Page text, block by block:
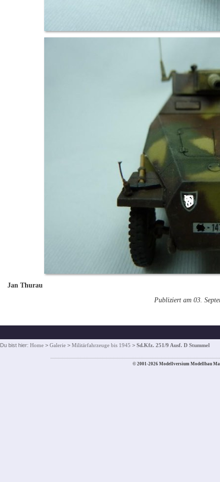
Jan Thurau
Publiziert am 03.
Du bist hier: Home > Galerie > Militärfahrzeuge bis 1945 > Sd.Kfz. 251/9 Ausf. D Stummel
© 2001-2026 Modellversium Modellbau